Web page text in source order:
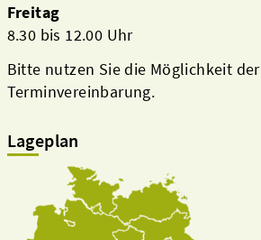
Freitag
8.30 bis 12.00 Uhr
Bitte nutzen Sie die Möglichkeit der
Terminvereinbarung.
Lageplan